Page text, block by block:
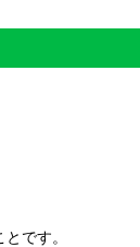
です。